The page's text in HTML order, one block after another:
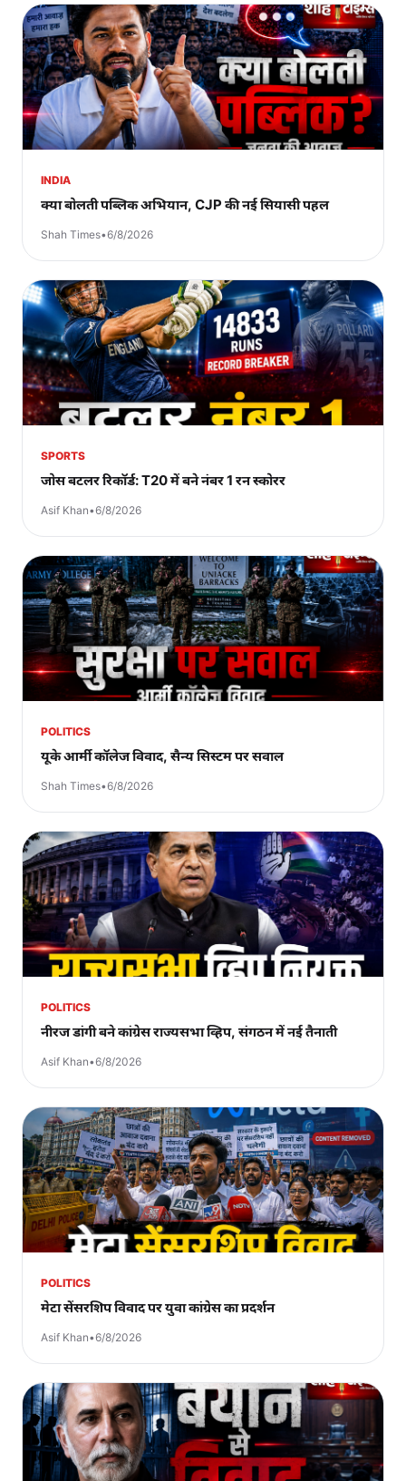
INDIA
क्या बोलती पब्लिक अभियान, CJP की नई सियासी पहल
Shah Times•6/8/2026
SPORTS
जोस बटलर रिकॉर्ड: T20 में बने नंबर 1 रन स्कोरर
Asif Khan•6/8/2026
POLITICS
यूके आर्मी कॉलेज विवाद, सैन्य सिस्टम पर सवाल
Shah Times•6/8/2026
POLITICS
नीरज डांगी बने कांग्रेस राज्यसभा व्हिप, संगठन में नई तैनाती
Asif Khan•6/8/2026
POLITICS
मेटा सेंसरशिप विवाद पर युवा कांग्रेस का प्रदर्शन
Asif Khan•6/8/2026